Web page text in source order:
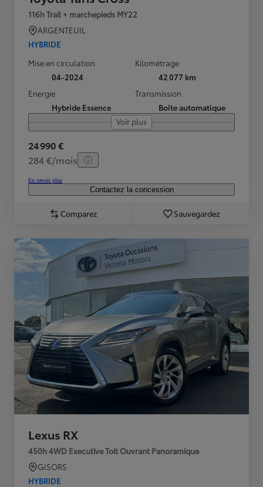
116h Trail + marchepieds MY22
ARGENTEUIL
HYBRIDE
Mise en circulation
04-2024
Kilométrage
42 077 km
Energie
Hybride Essence
Transmission
Boîte automatique
Voir plus
24 990 €
284 €/mois
En savoir plus
Contactez la concession
Comparez Sauvegardez
Lexus RX
450h 4WD Executive Toit Ouvrant Panoramique
GISORS
HYBRIDE